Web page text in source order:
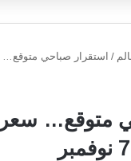
/ استقرار صباحي متوقع…
متوقع…